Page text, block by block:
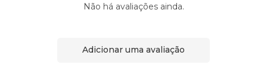
Não há avaliações ainda.
Adicionar uma avaliação